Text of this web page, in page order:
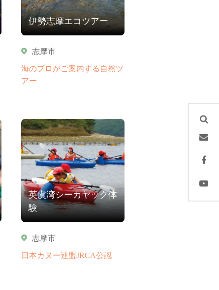
伊勢志摩エコツアー
志摩市
海のプロがご案内する自然ツ
アー
英虞湾シーカヤック体
験
志摩市
日本カヌー連盟JRCA公認